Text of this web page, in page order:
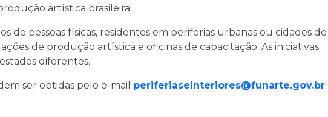
artística brasileira.
de pessoas físicas, residentes em periferias urbanas ou cidades de
de produção artística e oficinas de capacitação. As iniciativas
diferentes.
ser obtidas pelo e-mail periferiaseinteriores@funarte.gov.br